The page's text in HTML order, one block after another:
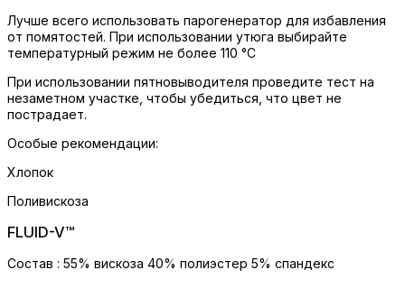
Лучше всего использовать парогенератор для избавления
от помятостей. При использовании утюга выбирайте
температурный режим не более 110 °C
При использовании пятновыводителя проведите тест на
незаметном участке, чтобы убедиться, что цвет не
пострадает.
Особые рекомендации:
Хлопок
Поливискоза
FLUID-V™
Состав : 55% вискоза 40% полиэстер 5% спандекс